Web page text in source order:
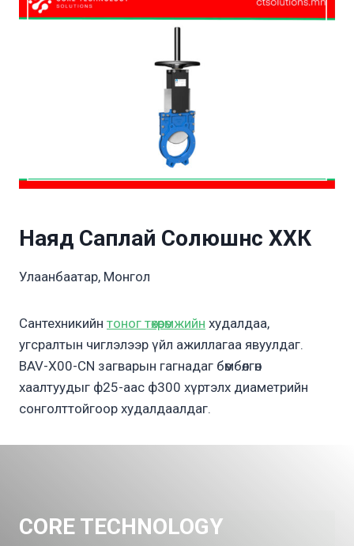
Наяд Саплай Солюшнс ХХК
Улаанбаатар, Монгол
Сантехникийн тоног төхөөрөмжийн худалдаа,
угсралтын чиглэлээр үйл ажиллагаа явуулдаг.
BAV-X00-CN загварын гагнадаг бөмбөлгөн
хаалтуудыг ф25-аас ф300 хүртэлх диаметрийн
сонголттойгоор худалдаалдаг.
CORE TECHNOLOGY